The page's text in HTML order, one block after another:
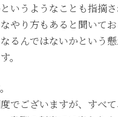
いうようなことも指摘
やり方もあると聞いて
るんではないかという
。
でございますが、すべ